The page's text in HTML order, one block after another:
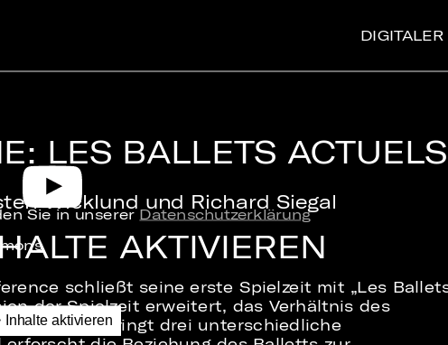
LES BALLETS ACTUELS
Wicklund und Richard Siegal
AKTIVIEREN
Sie in unsererDatenschutzerklärung
schließt seine erste Spielzeit mit „Les
der Spielzeit erweitert, das Verhältnis des
Abend bringt drei unterschiedliche